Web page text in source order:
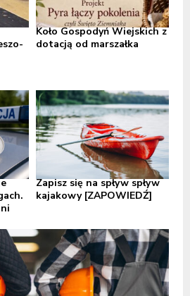
Koło Gospodyń Wiejskich z
dotacją od marszałka
Zapisz się na spływ spływ
kajakowy [ZAPOWIEDŹ]